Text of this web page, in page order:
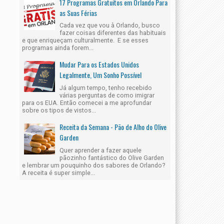
as Suas Férias
Cada vez que vou à Orlando, busco
fazer coisas diferentes das habituais
e que enriqueçam culturalmente. E se esses
programas ainda forem...
Mudar Para os Estados Unidos
Legalmente, Um Sonho Possível
Já algum tempo, tenho recebido
várias perguntas de como imigrar
para os EUA. Então comecei a me aprofundar
sobre os tipos de vistos...
Receita da Semana - Pão de Alho do Olive
Garden
Quer aprender a fazer aquele
pãozinho fantástico do Olive Garden
e lembrar um pouquinho dos sabores de Orlando?
A receita é super simple...